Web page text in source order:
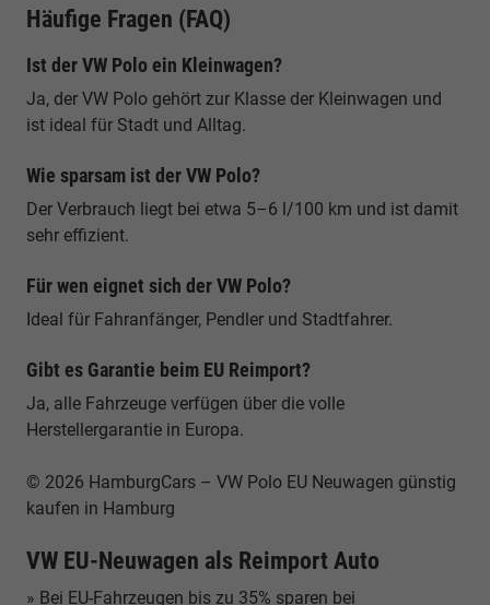
Häufige Fragen (FAQ)
Ist der VW Polo ein Kleinwagen?
Ja, der VW Polo gehört zur Klasse der Kleinwagen und
ist ideal für Stadt und Alltag.
Wie sparsam ist der VW Polo?
Der Verbrauch liegt bei etwa 5–6 l/100 km und ist damit
sehr effizient.
Für wen eignet sich der VW Polo?
Ideal für Fahranfänger, Pendler und Stadtfahrer.
Gibt es Garantie beim EU Reimport?
Ja, alle Fahrzeuge verfügen über die volle
Herstellergarantie in Europa.
© 2026 HamburgCars – VW Polo EU Neuwagen günstig
kaufen in Hamburg
VW EU-Neuwagen als Reimport Auto
» Bei EU-Fahrzeugen bis zu 35% sparen bei